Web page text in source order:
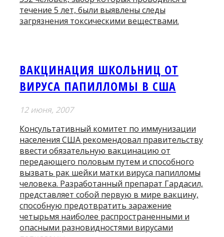
течение 5 лет, были выявлены следы
загрязнения токсическими веществами.
ВАКЦИНАЦИЯ ШКОЛЬНИЦ ОТ
ВИРУСА ПАПИЛЛОМЫ В США
12 июня, 2007
Консультативный комитет по иммунизации
населения США рекомендовал правительству
ввести обязательную вакцинацию от
передающего половым путем и способного
вызвать рак шейки матки вируса папилломы
человека. Разработанный препарат Гардасил,
представляет собой первую в мире вакцину,
способную предотвратить заражение
четырьмя наиболее распространенными и
опасными разновидностями вирусами